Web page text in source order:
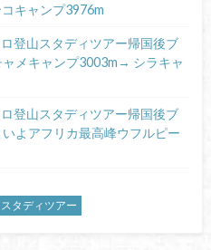
キャンプ3976m
ロ登山スタディツアー帰国後ブ
ャメキャンプ3003m→ シラキャ
ロ登山スタディツアー帰国後ブ
よアフリカ最高峰ウフルピー
タディツアー